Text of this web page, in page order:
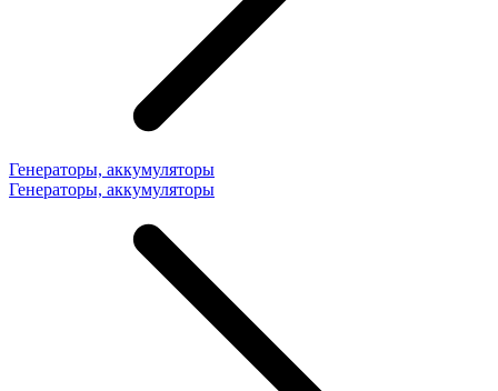
Генераторы, аккумуляторы
Генераторы, аккумуляторы